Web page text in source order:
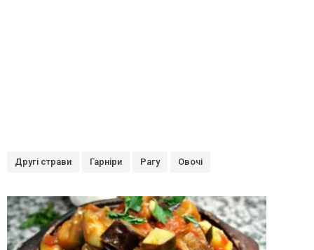
Другі страви Гарніри Рагу Овочі